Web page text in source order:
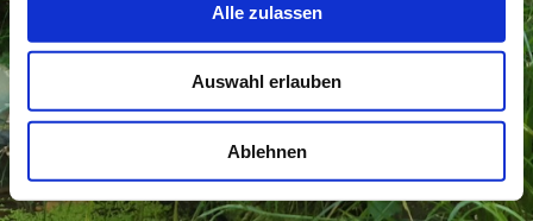
Alle zulassen
Auswahl erlauben
Ablehnen